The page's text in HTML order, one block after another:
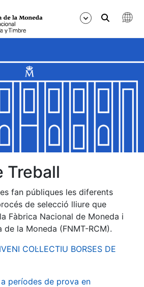
Treball
fan públiques les diferents
de selecció lliure que
Fàbrica Nacional de Moneda i
de la Moneda (FNMT-RCM).
COL·LECTIU BORSES DE
períodes de prova en